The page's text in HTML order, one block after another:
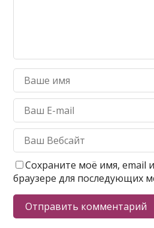
Сохраните моё имя, email
браузере для последующих